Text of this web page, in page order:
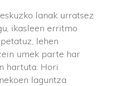
lanak urratsez
ikasleen erritmo
lehen
umek parte har
hartuta. Hori
laguntza